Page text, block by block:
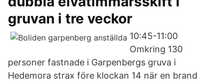
gruvan i tre veckor
10:45-11:00
Omkring 130
personer fastnade i Garpenbergs gruva i
Hedemora strax före klockan 14 när en brand